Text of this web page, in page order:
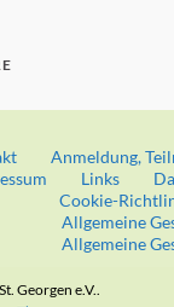
Anmeldung,
Links
Cookie-
Allgemeine
Allgemeine
Georgen e.V..